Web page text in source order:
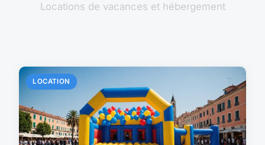
Locations de vacances et hébergement
LOCATION